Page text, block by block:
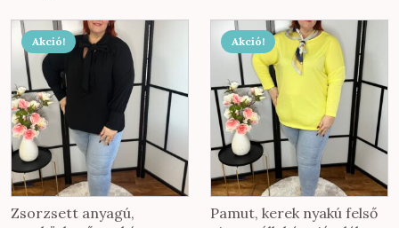
színben
mennyiség
Akció!
Zsorzsett anyagú,
Akció!
Pamut, kerek nyakú felső